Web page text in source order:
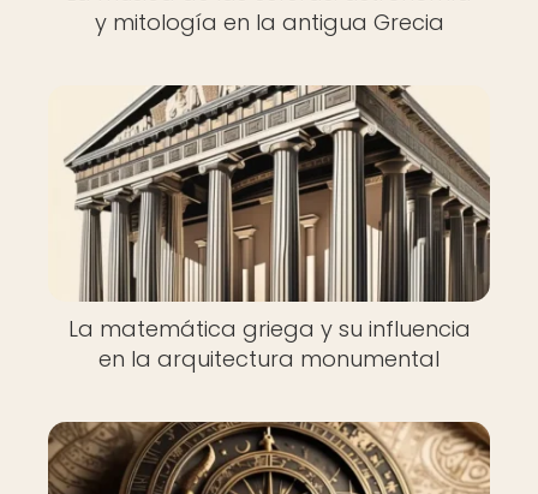
y mitología en la antigua Grecia
La matemática griega y su influencia
en la arquitectura monumental